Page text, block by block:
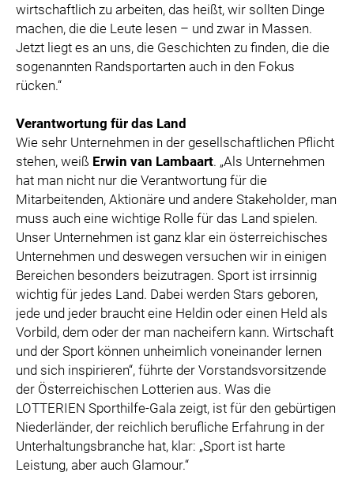
wirtschaftlich zu arbeiten, das heißt, wir sollten Dinge
machen, die die Leute lesen – und zwar in Massen.
Jetzt liegt es an uns, die Geschichten zu finden, die die
sogenannten Randsportarten auch in den Fokus
rücken.“
Verantwortung für das Land
Wie sehr Unternehmen in der gesellschaftlichen Pflicht
stehen, weiß Erwin van Lambaart. „Als Unternehmen
hat man nicht nur die Verantwortung für die
Mitarbeitenden, Aktionäre und andere Stakeholder, man
muss auch eine wichtige Rolle für das Land spielen.
Unser Unternehmen ist ganz klar ein österreichisches
Unternehmen und deswegen versuchen wir in einigen
Bereichen besonders beizutragen. Sport ist irrsinnig
wichtig für jedes Land. Dabei werden Stars geboren,
jede und jeder braucht eine Heldin oder einen Held als
Vorbild, dem oder der man nacheifern kann. Wirtschaft
und der Sport können unheimlich voneinander lernen
und sich inspirieren“, führte der Vorstandsvorsitzende
der Österreichischen Lotterien aus. Was die
LOTTERIEN Sporthilfe-Gala zeigt, ist für den gebürtigen
Niederländer, der reichlich berufliche Erfahrung in der
Unterhaltungsbranche hat, klar: „Sport ist harte
Leistung, aber auch Glamour.“